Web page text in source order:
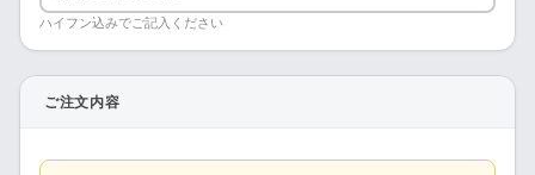
ハイフン込みでご記入ください
ご注文内容